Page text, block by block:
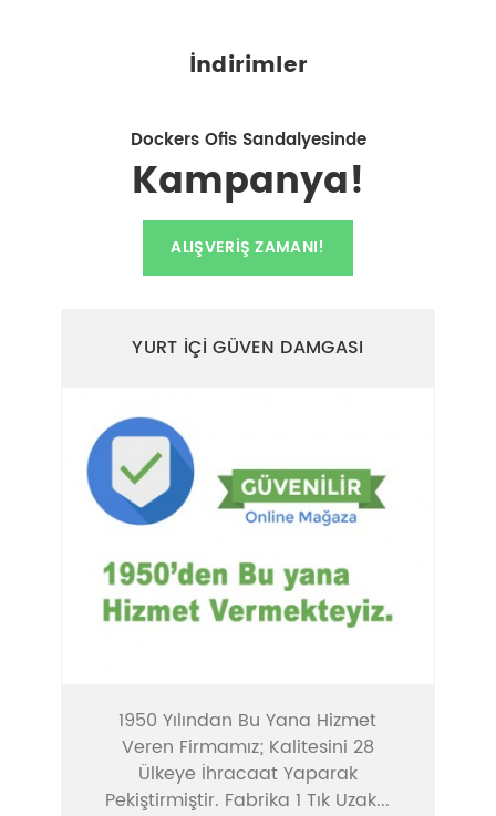
İndirimler
Dockers Ofis Sandalyesinde
Kampanya!
ALIŞVERIŞ ZAMANI!
YURT İÇİ GÜVEN DAMGASI
1950 Yılından Bu Yana Hizmet
Veren Firmamız; Kalitesini 28
Ülkeye İhracaat Yaparak
Pekiştirmiştir. Fabrika 1 Tık Uzak...